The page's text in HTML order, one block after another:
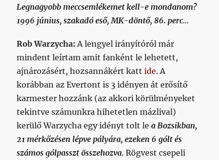
Legnagyobb meccsemlékemet kell-e mondanom?
1996 június, szakadó eső, MK-döntő, 86. perc…
Rob Warzycha: A lengyel irányítóról már
mindent leírtam amit fanként le lehetett,
ajnározásért, hozsannákért kattide. A
korábban az Evertont is 3 idényen át erősítő
karmester hozzánk (az akkori körülményeket
tekintve számunkra hihetetlen mázlival)
kerülő Warzycha egy idényt tolt lea Bozsikban,
21 mérkőzésen lépve pályára, ezeken 6 gólt és
számos gólpasszt összehozva. Rögvest csepeli